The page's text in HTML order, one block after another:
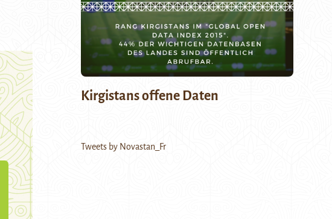
Kirgistans offene Daten
Tweets by Novastan_Fr